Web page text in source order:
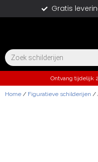
Gratis
Ontvang tijdelijk
Home / Figuratieve schilderijen /